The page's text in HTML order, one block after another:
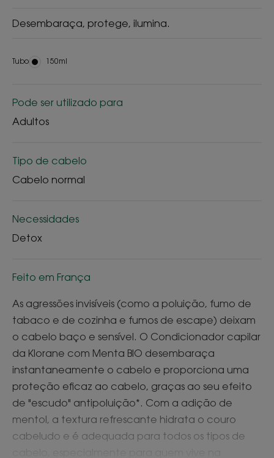
Desembaraça, protege, ilumina.
Tubo Tubo
150ml
Pode ser utilizado para
Adultos
Tipo de cabelo
Cabelo normal
Necessidades
Detox
Feito em França
As agressões invisíveis (como a poluição, fumo de
tabaco e de cozinha e fumos de escape) deixam
o cabelo baço e sensível. O Condicionador capilar
da Klorane com Menta BIO desembaraça
instantaneamente o cabelo e proporciona uma
proteção eficaz ao cabelo, graças ao seu efeito
de "escudo" antipoluição*. Com a adição de
mentol, a textura refrescante hidrata o couro
cabeludo e é adequada para todos os tipos de